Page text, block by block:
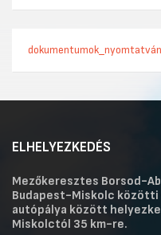
ELHELYEZKEDÉS
Mezőkeresztes Borsod-
Budapest-Miskolc közötti
autópálya között
Miskolctól 35 km-re.